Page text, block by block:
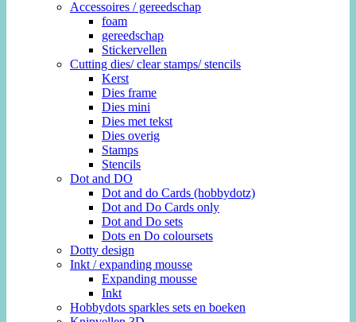
Accessoires / gereedschap
foam
gereedschap
Stickervellen
Cutting dies/ clear stamps/ stencils
Kerst
Dies frame
Dies mini
Dies met tekst
Dies overig
Stamps
Stencils
Dot and DO
Dot and do Cards (hobbydotz)
Dot and Do Cards only
Dot and Do sets
Dots en Do coloursets
Dotty design
Inkt / expanding mousse
Expanding mousse
Inkt
Hobbydots sparkles sets en boeken